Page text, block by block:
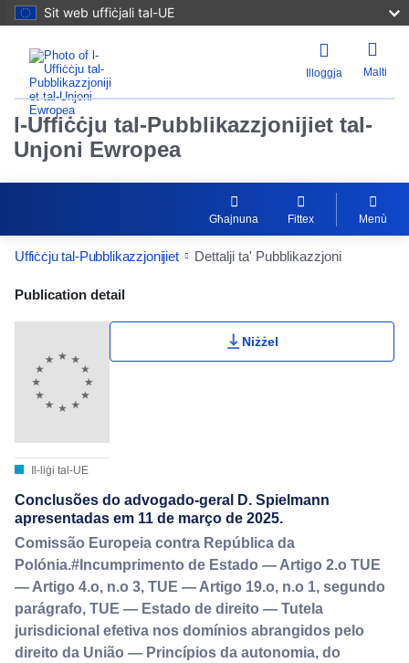
Sit web uffiċjali tal-UE
Illoggja Malti
l-Uffiċċju tal-Pubblikazzjonijiet tal-
Unjoni Ewropea
Għajnuna Fittex Menù
Uffiċċju tal-Pubblikazzjonijiet Dettalji ta' Pubblikazzjoni
Publication Detail Actions Portlet
Publication detail
Il-liġi tal-UE
Niżżel
Conclusões do advogado-geral D. Spielmann
apresentadas em 11 de março de 2025.
Comissão Europeia contra República da
Polónia.#Incumprimento de Estado — Artigo 2.o TUE
— Artigo 4.o, n.o 3, TUE — Artigo 19.o, n.o 1, segundo
parágrafo, TUE — Estado de direito — Tutela
jurisdicional efetiva nos domínios abrangidos pelo
direito da União — Princípios da autonomia, do